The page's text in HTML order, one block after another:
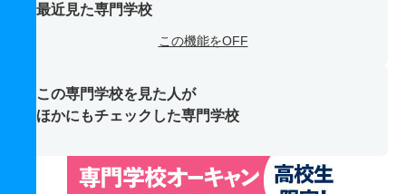
最近見た専門学校
この機能をOFF
この専門学校を見た人が
ほかにもチェックした専門学校